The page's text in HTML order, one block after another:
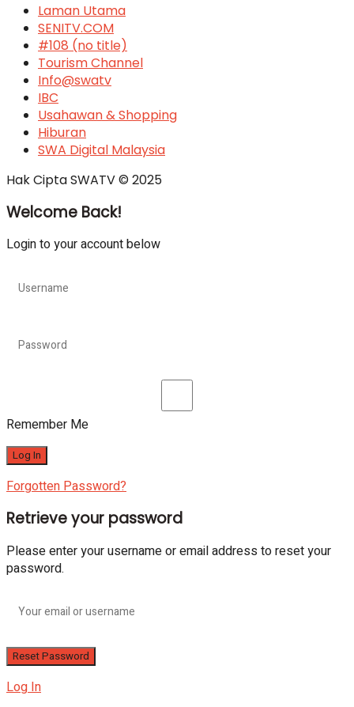
Laman Utama
SENITV.COM
#108 (no title)
Tourism Channel
Info@swatv
IBC
Usahawan & Shopping
Hiburan
SWA Digital Malaysia
Hak Cipta SWATV © 2025
Welcome Back!
Login to your account below
Remember Me
Forgotten Password?
Retrieve your password
Please enter your username or email address to reset your
password.
Log In